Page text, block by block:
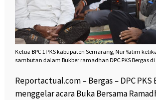
Ketua BPC 1 PKS kabupaten Semarang, Nur Yatim
sambutan dalam Bukber ramadhan DPC PKS Bergas di
Reportactual.com – Bergas – DPC PKS
menggelar acara Buka Bersama